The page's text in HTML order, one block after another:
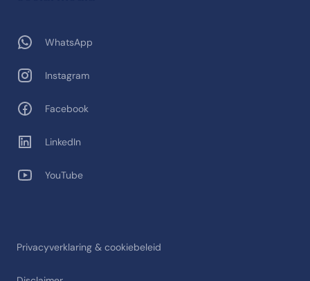
Privacyverklaring & cookiebeleid
WhatsApp
Instagram
Facebook
LinkedIn
YouTube